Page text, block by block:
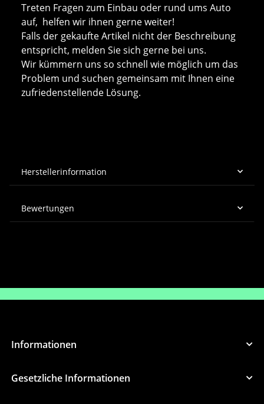
Treten Fragen zum Einbau oder rund ums Auto
auf, helfen wir ihnen gerne weiter!
Falls der gekaufte Artikel nicht der Beschreibung
entspricht, melden Sie sich gerne bei uns.
Wir kümmern uns so schnell wie möglich um das
Problem und suchen gemeinsam mit Ihnen eine
zufriedenstellende Lösung.
Herstellerinformation
Bewertungen
Informationen
Gesetzliche Informationen